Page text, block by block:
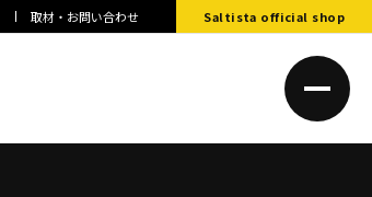
取材・お問い合わせ Saltista official shop